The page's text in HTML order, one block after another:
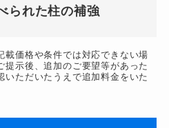
られた柱の補強
価格や条件では対応できない場
示後、追加のご要望等があった
いただいたうえで追加料金をいた